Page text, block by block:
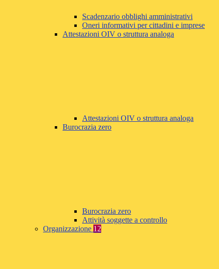
Scadenzario obblighi amministrativi
Oneri informativi per cittadini e imprese
Attestazioni OIV o struttura analoga
Attestazioni OIV o struttura analoga
Burocrazia zero
Burocrazia zero
Attività soggette a controllo
Organizzazione 12